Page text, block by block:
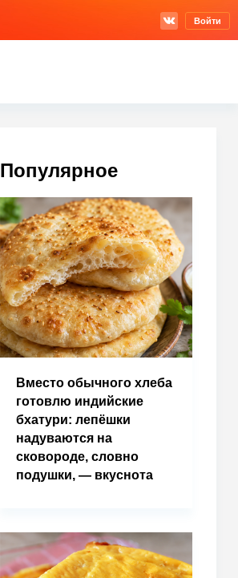
Войти
Популярное
Вместо обычного хлеба
готовлю индийские
бхатури: лепёшки
надуваются на
сковороде, словно
подушки, — вкуснота